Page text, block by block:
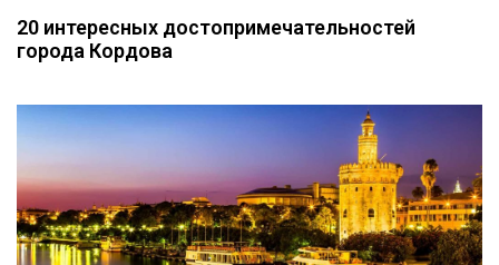
20 интересных достопримечательностей
города Кордова